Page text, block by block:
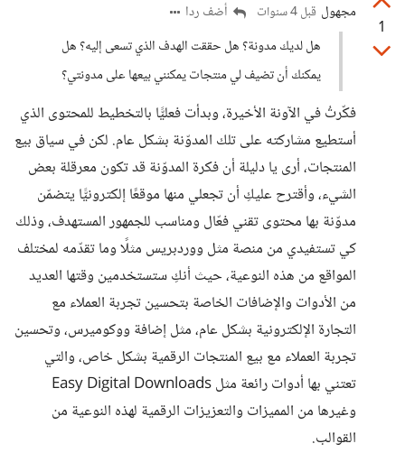
1
مجهول قبل 4 سنوات
أضف ردا
هل لديك مدونة؟ هل حققت الهدف الذي تسعى إليه؟ هل
يمكنك أن تضيف لي منتجات يمكنني بيعها على مدونتي؟
فكّرتُ في الآونة الأخيرة، وبدأت فعليًّا بالتخطيط للمحتوى الذي
أستطيع مشاركته على تلك المدوّنة بشكل عام. لكن في سياق بيع
المنتجات، أرى يا دليلة أن فكرة المدوّنة قد تكون معرقلة بعض
الشيء، وأقترح عليكِ أن تجعلي منها موقعًا إلكترونيًّا يتضمّن
مدوّنة بها محتوى تقني فعّال ومناسب للجمهور المستهدف، وذلك
كي تستفيدي من منصة مثل ووردبريس مثلًا وما تقدّمه لمختلف
المواقع من هذه النوعية، حيث أنكِ ستستخدمين وقتها العديد
من الأدوات والإضافات الخاصة بتحسين تجربة العملاء مع
التجارة الإلكترونية بشكل عام، مثل إضافة ووكوميرس، وتحسين
تجربة العملاء مع بيع المنتجات الرقمية بشكل خاص، والتي
تعتني بها أدوات رائعة مثل Easy Digital Downloads
وغيرها من المميزات والتعزيزات الرقمية لهذه النوعية من
القوالب.